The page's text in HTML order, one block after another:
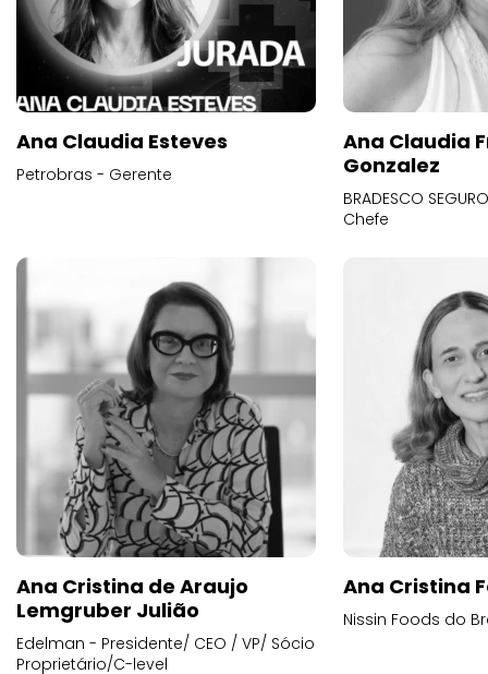
Ana Claudia Esteves
Petrobras - Gerente
Ana Claudia
Gonzalez
BRADESCO
Chefe
Ana Cristina de Araujo
Lemgruber Julião
Edelman - Presidente/ CEO / VP/ Sócio
Proprietário/C-level
Ana Cristina
Nissin Foods do